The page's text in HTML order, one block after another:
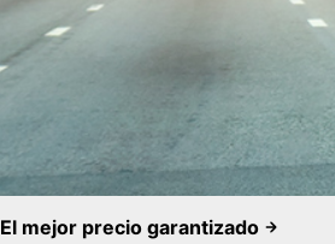
El mejor precio garantizado